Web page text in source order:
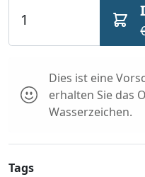
Dies ist eine
erhalten Sie das
Wasserzeichen.
Tags